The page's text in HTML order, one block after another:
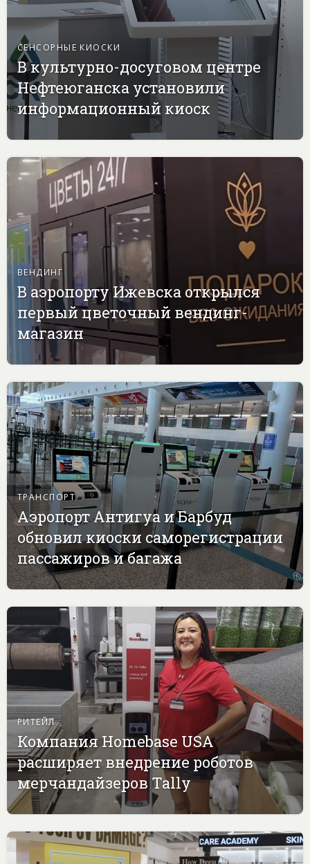
СЕНСОРНЫЕ КИОСКИ
В культурно-досуговом центре
Нефтеюганска установили
информационный киоск
ВЕНДИНГ
В аэропорту Ижевска открылся
первый цветочный вендинг-
магазин
ТРАНСПОРТ
Аэропорт Антигуа и Барбуд
обновил киоски саморегистрации
пассажиров и багажа
РИТЕЙЛ
Компания Homebase USA
расширяет внедрение роботов
мерчандайзеров Tally